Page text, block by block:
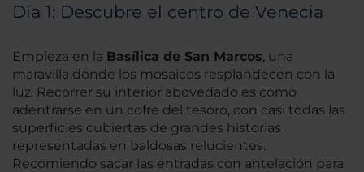
Día 1: Descubre el centro de Venecia
Empieza en la Basílica de San Marcos, una
maravilla donde los mosaicos resplandecen con la
luz. Recorrer su interior abovedado es como
adentrarse en un cofre del tesoro, con casi todas las
superficies cubiertas de grandes historias
representadas en baldosas relucientes.
Recomiendo sacar las entradas con antelación para